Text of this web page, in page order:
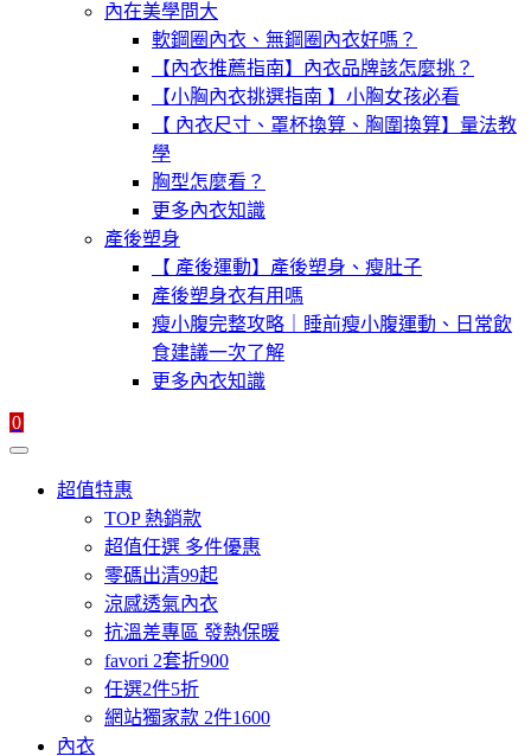
內在美學問大
軟鋼圈內衣、無鋼圈內衣好嗎？
【內衣推薦指南】內衣品牌該怎麼挑？
【小胸內衣挑選指南 】小胸女孩必看
【 內衣尺寸、罩杯換算、胸圍換算】量法教
學
胸型怎麼看？
更多內衣知識
產後塑身
【 產後運動】產後塑身、瘦肚子
產後塑身衣有用嗎
瘦小腹完整攻略｜睡前瘦小腹運動、日常飲
食建議一次了解
更多內衣知識
0
超值特惠
TOP 熱銷款
超值任選 多件優惠
零碼出清99起
涼感透氣內衣
抗溫差專區 發熱保暖
favori 2套折900
任選2件5折
網站獨家款 2件1600
內衣